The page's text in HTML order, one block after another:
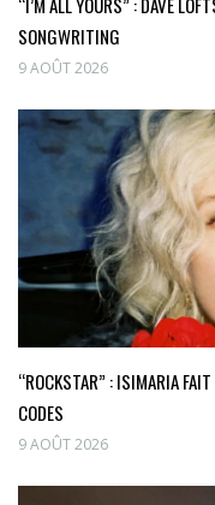
SONGWRITING
9 AOÛT 2026
“ROCKSTAR” : ISIMARIA
CODES
9 AOÛT 2026